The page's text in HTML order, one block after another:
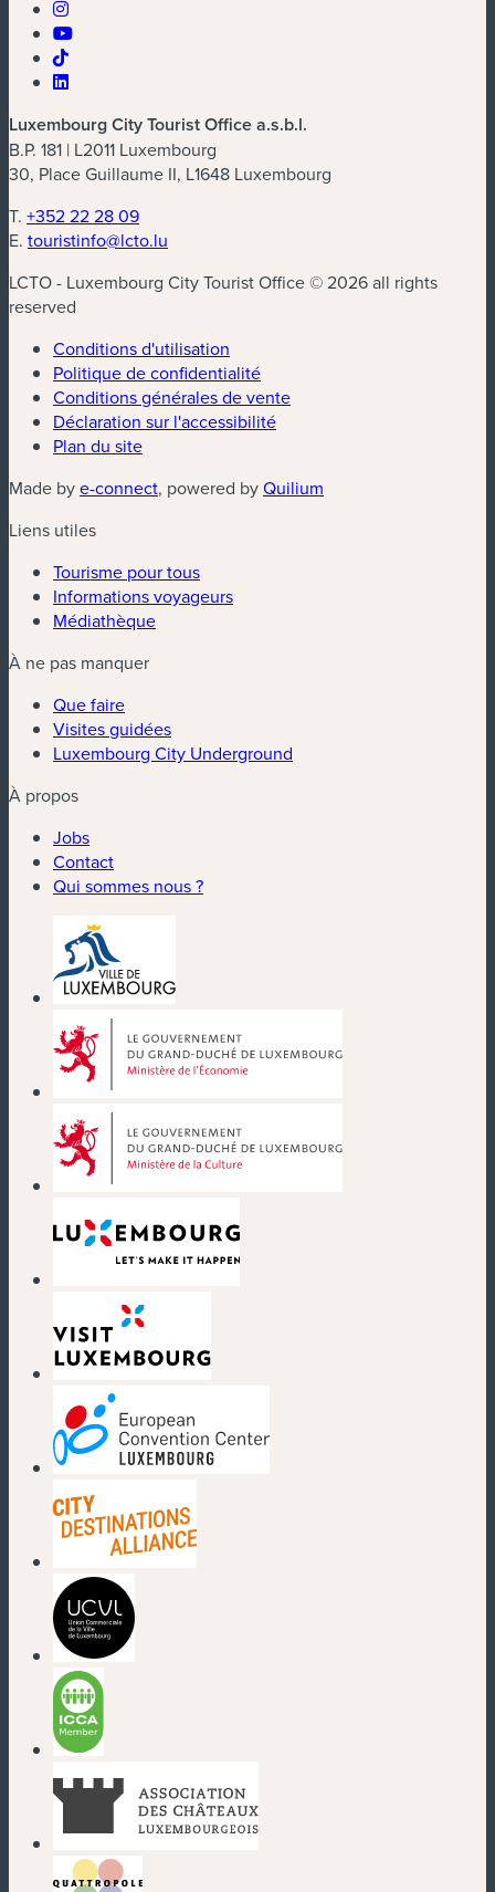
Luxembourg City Tourist Office a.s.b.l.
B.P. 181 | L2011 Luxembourg
30, Place Guillaume II, L1648 Luxembourg
T. +352 22 28 09
E. touristinfo@lcto.lu
LCTO - Luxembourg City Tourist Office © 2026 all rights
reserved
Conditions d'utilisation
Politique de confidentialité
Conditions générales de vente
Déclaration sur l'accessibilité
Plan du site
Made bye-connect(nouvelle fenêtre)
, powered byQuilium
Liens utiles
Tourisme pour tous
Informations voyageurs
Médiathèque
À ne pas manquer
Que faire
Visites guidées
Luxembourg City Underground
À propos
Jobs
Contact
Qui sommes nous ?